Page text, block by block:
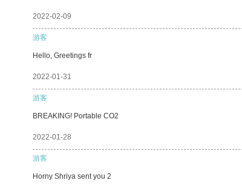
2022-02-09
游客
Hello, Greetings fr
2022-01-31
游客
BREAKING! Portable CO2
2022-01-28
游客
Horny Shriya sent you 2